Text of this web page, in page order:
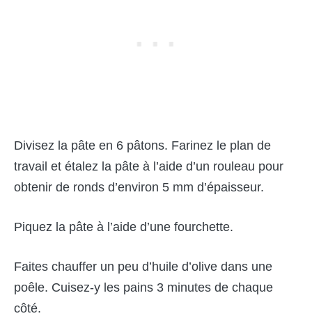
Divisez la pâte en 6 pâtons. Farinez le plan de
travail et étalez la pâte à l’aide d’un rouleau pour
obtenir de ronds d’environ 5 mm d’épaisseur.
Piquez la pâte à l’aide d’une fourchette.
Faites chauffer un peu d’huile d’olive dans une
poêle. Cuisez-y les pains 3 minutes de chaque
côté.